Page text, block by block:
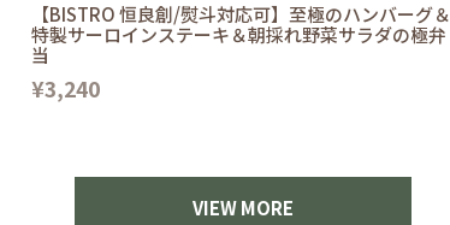
【BISTRO 恒良創/熨斗対応可】至極のハンバーグ＆
特製サーロインステーキ＆朝採れ野菜サラダの極弁
当
¥3,240
VIEW MORE